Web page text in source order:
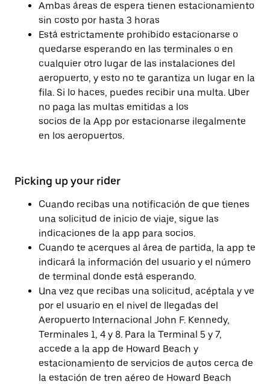
Ambas áreas de espera tienen estacionamiento
sin costo por hasta 3 horas
Está estrictamente prohibido estacionarse o
quedarse esperando en las terminales o en
cualquier otro lugar de las instalaciones del
aeropuerto, y esto no te garantiza un lugar en la
fila. Si lo haces, puedes recibir una multa. Uber
no paga las multas emitidas a los
socios de la App por estacionarse ilegalmente
en los aeropuertos.
Picking up your rider
Cuando recibas una notificación de que tienes
una solicitud de inicio de viaje, sigue las
indicaciones de la app para socios.
Cuando te acerques al área de partida, la app te
indicará la información del usuario y el número
de terminal donde está esperando.
Una vez que recibas una solicitud, acéptala y ve
por el usuario en el nivel de llegadas del
Aeropuerto Internacional John F. Kennedy,
Terminales 1, 4 y 8. Para la Terminal 5 y 7,
accede a la app de Howard Beach y
estacionamiento de servicios de autos cerca de
la estación de tren aéreo de Howard Beach